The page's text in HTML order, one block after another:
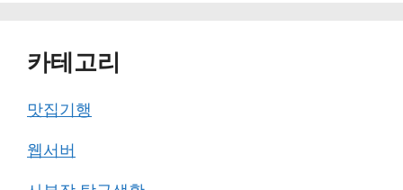
카테고리
맛집기행
웹서버